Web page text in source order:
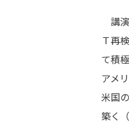
講
Ｔ再
て積
アメ
米国
築く